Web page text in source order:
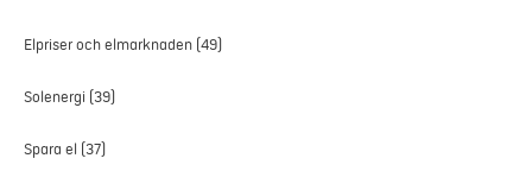
Elpriser och elmarknaden (49)
Solenergi (39)
Spara el (37)